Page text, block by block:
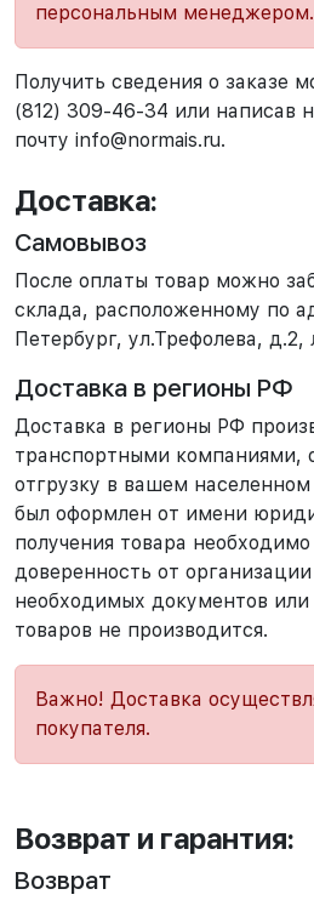
персональным менеджером.
Получить сведения о заказе
(812) 309-46-34 или написав
почту info@normais.ru.
Доставка:
Самовывоз
После оплаты товар можно
склада, расположенному по
Петербург, ул.Трефолева,
Доставка в регионы РФ
Доставка в регионы РФ
транспортными компаниями,
отгрузку в вашем населенном
был оформлен от имени
получения товара
доверенность от
необходимых документов или
товаров не производится.
Важно! Доставка
покупателя.
Возврат и гарантия:
Возврат